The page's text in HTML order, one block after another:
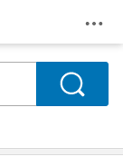
Search